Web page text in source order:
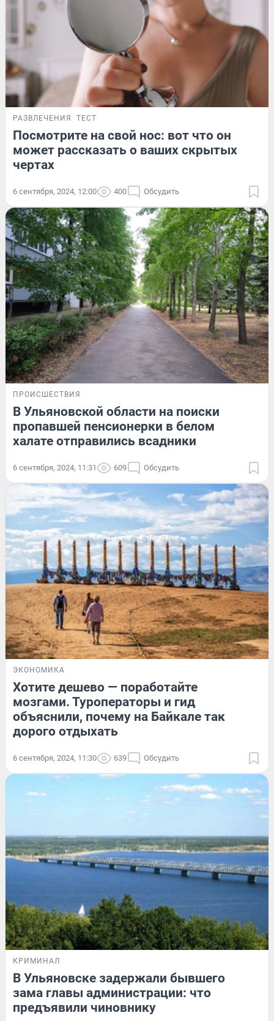
РАЗВЛЕЧЕНИЯ ТЕСТ
Посмотрите на свой нос: вот что он
может рассказать о ваших скрытых
чертах
6 сентября, 2024, 12:00 400 Обсудить
ПРОИСШЕСТВИЯ
В Ульяновской области на поиски
пропавшей пенсионерки в белом
халате отправились всадники
6 сентября, 2024, 11:31 609 Обсудить
ЭКОНОМИКА
Хотите дешево — поработайте
мозгами. Туроператоры и гид
объяснили, почему на Байкале так
дорого отдыхать
6 сентября, 2024, 11:30 639 Обсудить
КРИМИНАЛ
В Ульяновске задержали бывшего
зама главы администрации: что
предъявили чиновнику